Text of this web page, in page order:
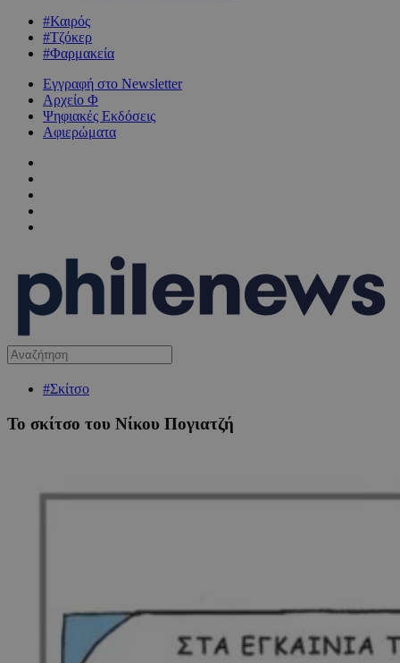
#Καιρός
#Τζόκερ
#Φαρμακεία
Εγγραφή στο Newsletter
Αρχείο Φ
Ψηφιακές Εκδόσεις
Αφιερώματα
#Σκίτσο
Το σκίτσο του Νίκου Πογιατζή